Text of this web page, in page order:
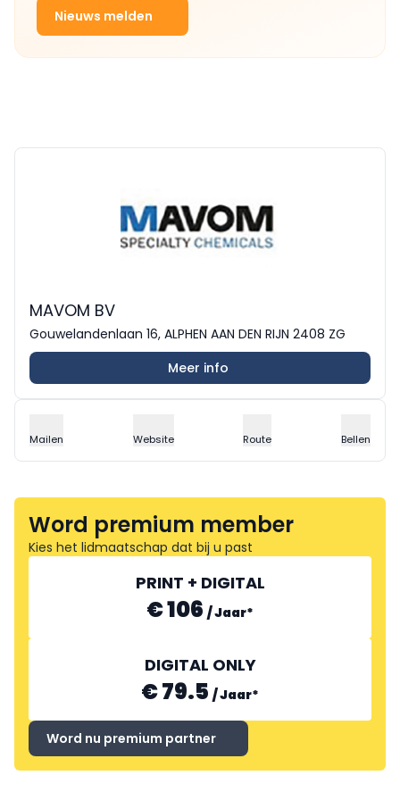
Nieuws melden
MAVOM BV
Gouwelandenlaan 16, ALPHEN AAN DEN RIJN 2408 ZG
Meer info
Mailen Website Route Bellen
Word premium member
Kies het lidmaatschap dat bij u past
PRINT + DIGITAL
€ 106 /Jaar*
DIGITAL ONLY
€ 79.5 /Jaar*
Word nu premium partner